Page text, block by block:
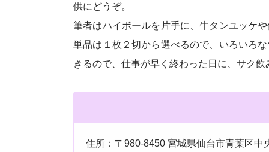
供にどうぞ。
筆者はハイボールを片手に、牛タンユッケ
単品は１枚２切から選べるので、いろいろ
きるので、仕事が早く終わった日に、サク
住所：〒980-8450 宮城県仙台市青葉区中